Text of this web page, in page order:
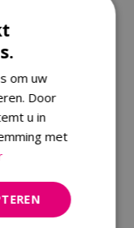
om uw
Door
u in
met